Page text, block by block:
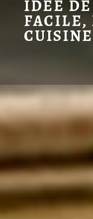
RECETTE POULET SAUTÉ PRINTANIER : LA FRAÎCHEUR DES LÉGUMES DE SAISON
IDÉE DE
FACILE,
PETITS POIS CAROTTES